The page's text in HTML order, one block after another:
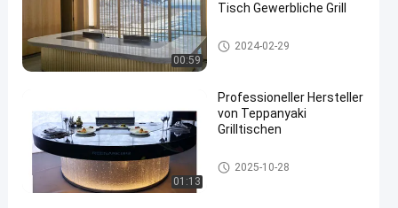
Freien
ein
Grill-Tabelle
05-24
573
Ansichten
Jetzt.
#
errichtet in
teppanyaki
00:59
Tisch Gewerbliche Grill
Teppanyaki-Grill-Tabelle
2024-02-29
01:13
Professioneller Hersteller
von Teppanyaki
Grilltischen
Teppanyaki-Grill-Tabelle
2025-10-28